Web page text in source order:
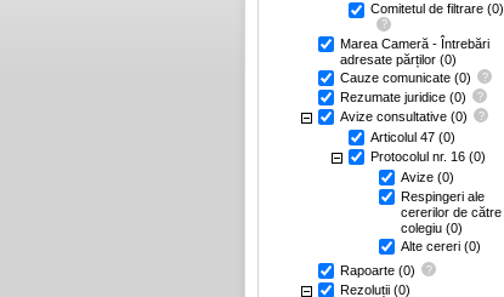
Comitetul de filtrare (0)
Marea Cameră - Întrebări
adresate părților (0)
Cauze comunicate (0)
Rezumate juridice (0)
Avize consultative (0)
Articolul 47 (0)
Protocolul nr. 16 (0)
Avize (0)
Respingeri ale
cererilor de către
colegiu (0)
Alte cereri (0)
Rapoarte (0)
Rezoluții (0)